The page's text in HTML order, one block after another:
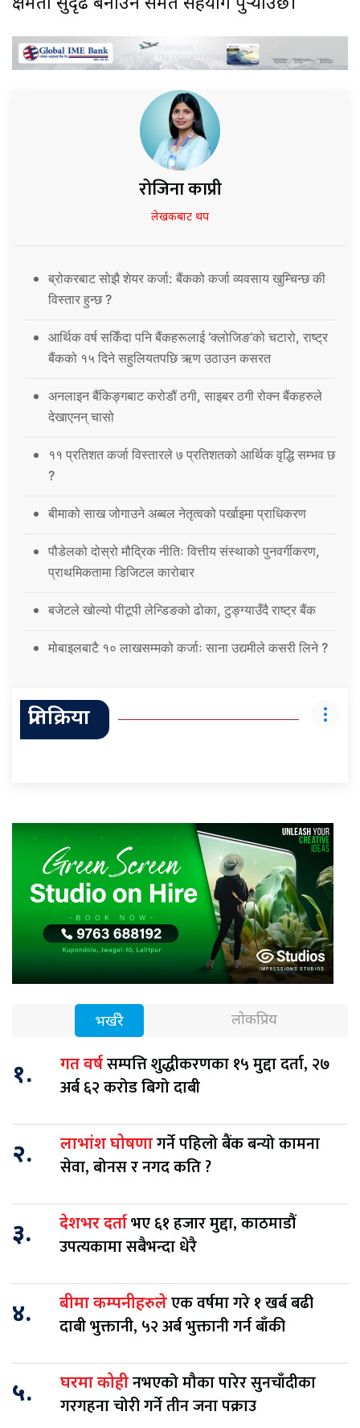
रोजिना काप्री
लेखकबाट थप
ब्रोकरबाट सोझै शेयर कर्जा: बैंकको कर्जा व्यवसाय खुम्चिन्छ की
विस्तार हुन्छ ?
आर्थिक वर्ष सकिँदा पनि बैंकहरूलाई ‘क्लोजिङ’को चटारो, राष्ट्र
बैंकको १५ दिने सहुलियतपछि ऋण उठाउन कसरत
अनलाइन बैंकिङ्गबाट करोडौं ठगी, साइबर ठगी रोक्न बैंकहरुले
देखाएनन् चासो
११ प्रतिशत कर्जा विस्तारले ७ प्रतिशतको आर्थिक वृद्धि सम्भव छ
?
बीमाको साख जोगाउने अब्बल नेतृत्वको पर्खाइमा प्राधिकरण
पौडेलको दोस्रो मौद्रिक नीतिः वित्तीय संस्थाको पुनवर्गीकरण,
प्राथमिकतामा डिजिटल कारोबार
बजेटले खोल्यो पीटूपी लेन्डिङको ढोका, टुङ्ग्याउँदै राष्ट्र बैंक
मोबाइलबाटै १० लाखसम्मको कर्जाः साना उद्यमीले कसरी लिने ?
प्रतिक्रिया
भर्खरै लोकप्रिय
१. गत वर्षसम्पत्ति शुद्धीकरणका १५ मुद्दा दर्ता, २७
अर्ब ६२ करोड बिगो दाबी
२. लाभांश घोषणागर्ने पहिलो बैंक बन्यो कामना
सेवा, बोनस र नगद कति ?
३. देशभर दर्ताभए ६१ हजार मुद्दा, काठमाडौं
उपत्यकामा सबैभन्दा धेरै
४. बीमा कम्पनीहरुलेएक वर्षमा गरे १ खर्ब बढी
दाबी भुक्तानी, ५२ अर्ब भुक्तानी गर्न बाँकी
५. घरमा कोहीनभएको मौका पारेर सुनचाँदीका
गरगहना चोरी गर्ने तीन जना पक्राउ